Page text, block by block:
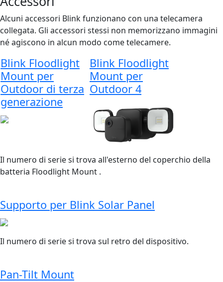
Alcuni accessori Blink funzionano con una telecamera
collegata. Gli accessori stessi non memorizzano immagini
né agiscono in alcun modo come telecamere.
Blink Floodlight
Mount per
Outdoor di terza
generazione
Blink Floodlight
Mount per
Outdoor 4
Il numero di serie si trova all'esterno del coperchio della
batteria Floodlight Mount .
Supporto per Blink Solar Panel
Il numero di serie si trova sul retro del dispositivo.
Pan-Tilt Mount